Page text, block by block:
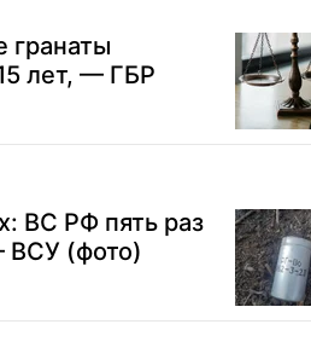
гранаты
лет, — ГБР
ВС РФ пять раз
ВСУ (фото)